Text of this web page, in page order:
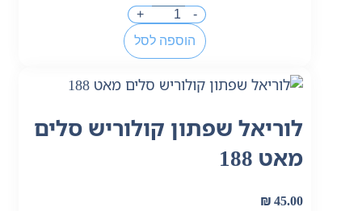
-
+
הוספה לסל
לוריאל שפתון קולוריש סלים
מאט 188
₪45.00